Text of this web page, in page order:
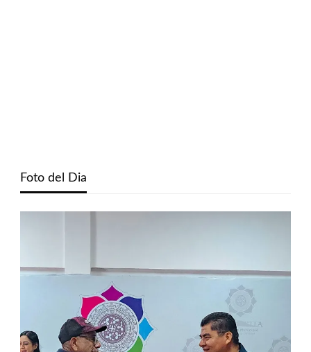
Foto del Dia